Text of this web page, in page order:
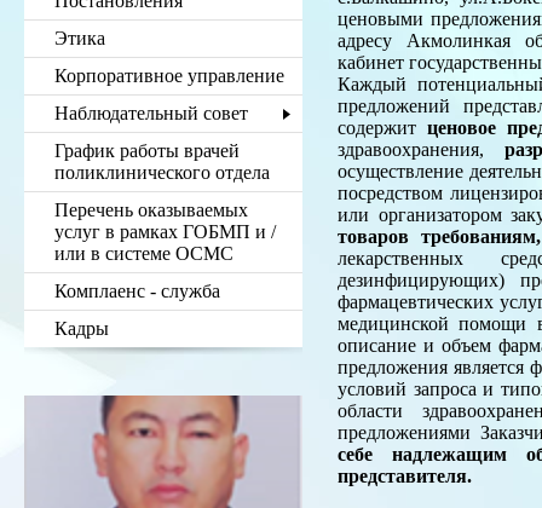
Этика
Корпоративное управление
Наблюдательный совет
График работы врачей
поликлинического отдела
Перечень оказываемых
услуг в рамках ГОБМП и /
или в системе ОСМС
Комплаенс - служба
Кадры
ценовыми
адресу Акмолинкая
кабинет
Каждый
предложений
содержитценовое
здравоохранения,
осуществление
посредством
или организатором
товаров
лекарственных
дезинфицирующих)
фармацевтических
медицинской помощи в
описание и объем
предложения является
условий запроса и
области
предложениями
себе надлежащим
представителя.